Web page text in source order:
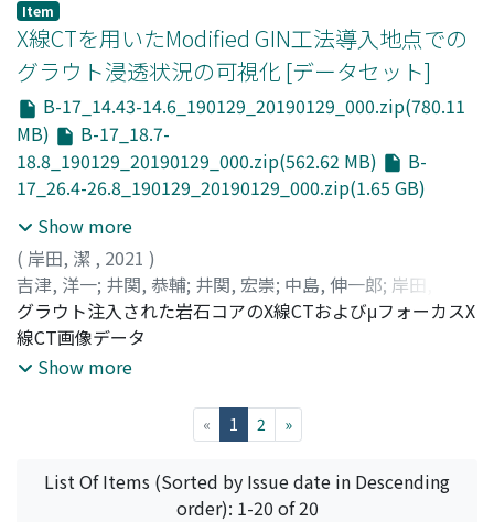
Item
X線CTを用いたModified GIN工法導入地点での
グラウト浸透状況の可視化 [データセット]
B-17_14.43-14.6_190129_20190129_000.zip(780.11
MB)
B-17_18.7-
18.8_190129_20190129_000.zip(562.62 MB)
B-
17_26.4-26.8_190129_20190129_000.zip(1.65 GB)
Show more
( 岸田, 潔 , 2021 )
吉津, 洋一; 井関, 恭輔; 井関, 宏崇; 中島, 伸一郎; 岸田, 潔
Yoshizu, Yoichi;Iseki, Kyosuke;Iseki, Hirotaka ;
Nakashima, Shinichiro
チ ;イセキ, キョウスケ
グラウト注入された岩石コアのX線CTおよびμフォーカスX
線CT画像データ
Show more
« 1 (current)
2 »
List Of Items (Sorted by Issue date in Descending
order): 1-20 of 20